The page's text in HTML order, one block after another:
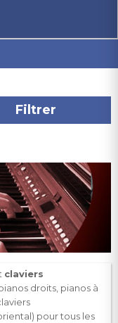
Filtrer
claviers
droits, pianos à
pour tous les